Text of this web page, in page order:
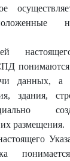
данных, а
здания,
размещения.